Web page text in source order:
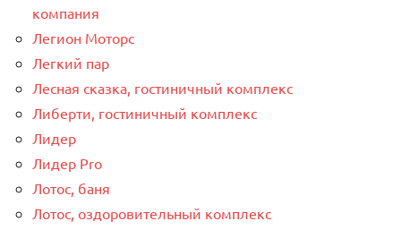
компания
Легион Моторс
Легкий пар
Лесная сказка, гостиничный комплекс
Либерти, гостиничный комплекс
Лидер
Лидер Pro
Лотос, баня
Лотос, оздоровительный комплекс